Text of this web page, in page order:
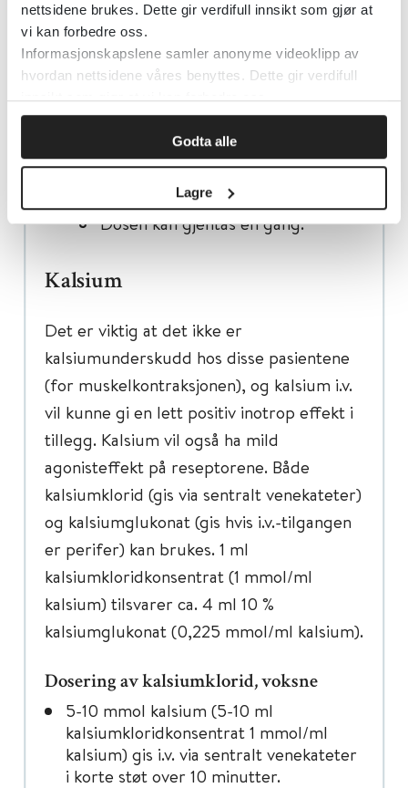
nettsidene brukes. Dette gir verdifull innsikt som gjør at
vi kan forbedre oss.
Informasjonskapslene samler anonyme videoklipp av
hvordan nettsidene våres benyttes. Dette gir verdifull
innsikt som gjør at vi kan forbedre oss.
Godta alle
Lagre
Gi atropin (atropinsulfat 1 mg/ml)
1-2 mg langsomt i.v.
Dosen kan gjentas hvert 5. minutt
(maksimalt 3 mg totalt).
0,02-0,05 mg/kg langsomt i.v.
eller ev. i.m.
Dosen kan gjentas en gang.
Kalsium
Det er viktig at det ikke er
kalsiumunderskudd hos disse pasientene
(for muskelkontraksjonen), og kalsium i.v.
vil kunne gi en lett positiv inotrop effekt i
tillegg. Kalsium vil også ha mild
agonisteffekt på reseptorene. Både
kalsiumklorid (gis via sentralt venekateter)
og kalsiumglukonat (gis hvis i.v.-tilgangen
er perifer) kan brukes. 1 ml
kalsiumkloridkonsentrat (1 mmol/ml
kalsium) tilsvarer ca. 4 ml 10 %
kalsiumglukonat (0,225 mmol/ml kalsium).
Dosering av kalsiumklorid, voksne
5-10 mmol kalsium (5-10 ml
kalsiumkloridkonsentrat 1 mmol/ml
kalsium) gis i.v. via sentralt venekateter
i korte støt over 10 minutter.